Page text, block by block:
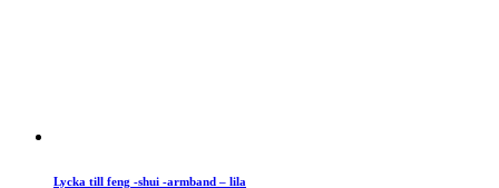
Lycka till feng -shui -armband – lila